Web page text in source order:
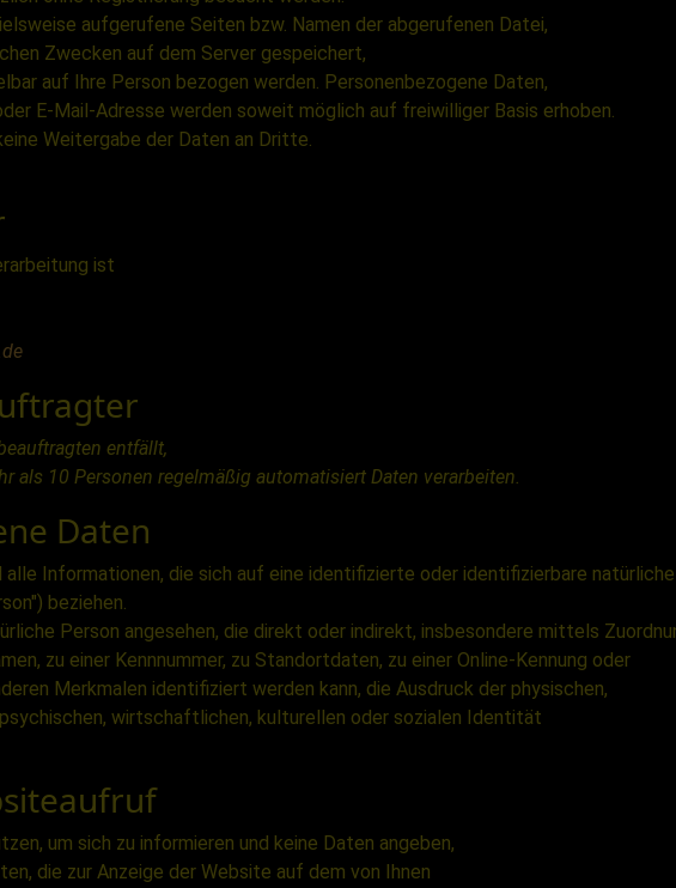
aufgerufene Seiten bzw. Namen der abgerufenen Datei,
Zwecken auf dem Server gespeichert,
auf Ihre Person bezogen werden. Personenbezogene Daten,
E-Mail-Adresse werden soweit möglich auf freiwilliger Basis erhoben.
Weitergabe der Daten an Dritte.
ist
entfällt,
als 10 Personen regelmäßig automatisiert Daten verarbeiten.
Daten
alle Informationen, die sich auf eine identifizierte oder identifizierbare
beziehen.
Person angesehen, die direkt oder indirekt, insbesondere mittels
zu einer Kennnummer, zu Standortdaten, zu einer Online-Kennung oder
Merkmalen identifiziert werden kann, die Ausdruck der physischen,
wirtschaftlichen, kulturellen oder sozialen Identität
um sich zu informieren und keine Daten angeben,
die zur Anzeige der Website auf dem von Ihnen